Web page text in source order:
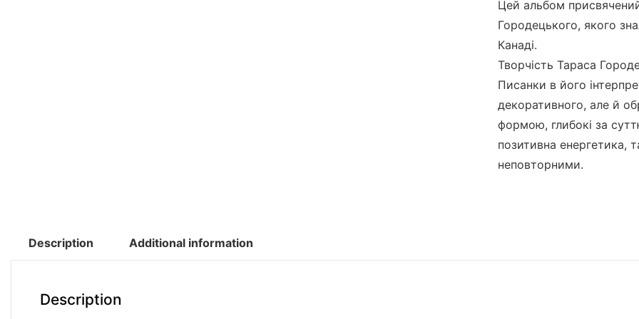
Цей альбом
Городецького, якого
Канаді.
Творчість Тараса
Писанки в його
декоративного, але й
формою, глибокі за
позитивна енергетика,
неповторними.
Description Additional information
Description